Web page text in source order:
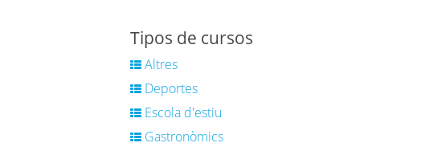
Tipos de cursos
Altres
Deportes
Escola d'estiu
Gastronòmics